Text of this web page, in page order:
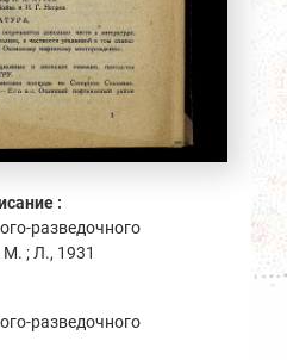
:
разведочного
; Л., 1931
разведочного